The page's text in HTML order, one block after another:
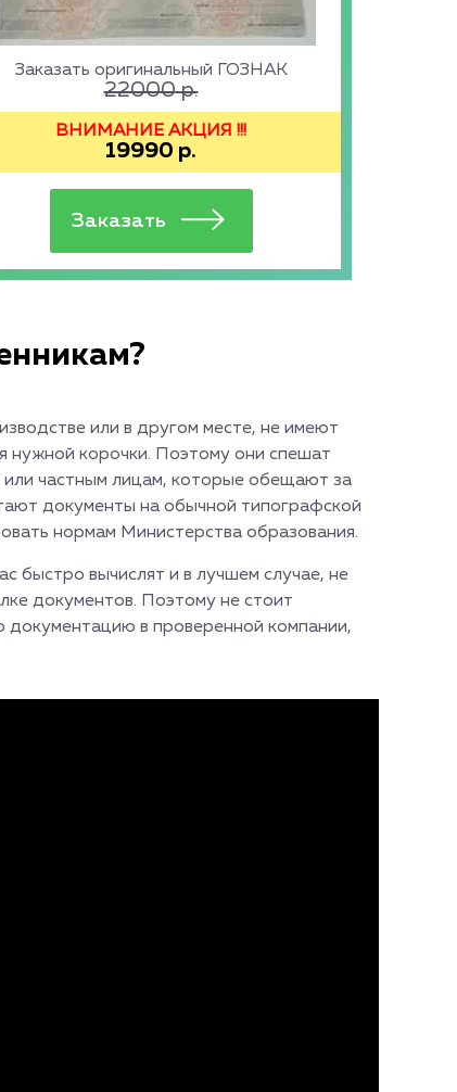
Заказать оригинальный ГОЗНАК
22000р.
ВНИМАНИЕ АКЦИЯ !!!
19990 р.
или в другом месте, не имеют
нужной корочки. Поэтому они спешат
частным лицам, которые обещают за
документы на обычной типографской
нормам Министерства образования.
быстро вычислят и в лучшем случае, не
документов. Поэтому не стоит
документацию в проверенной компании,